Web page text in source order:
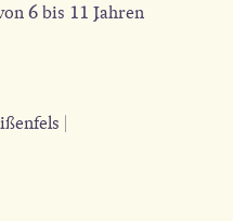
6 bis 11 Jahren